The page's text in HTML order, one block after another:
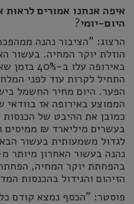
איפה אנחנו אמורים
היום-יומי?
הרצוג: "הציבור נהנה
הוזלת יוקר המחיה. בעשור
התחיל לקרות עוד לפני
הפער. היום מחיר החשמל
הממוצע באירופה אז בוודאי
כמובן את ההיבט של
בעשרים מיליארד ₪ ממיסים
לגדול משמעותית בעשור
בהפחתת יוקר המחיה,
הזיהום והגידול בהכנסות
פוסטר: "הכסף נמצא קודם